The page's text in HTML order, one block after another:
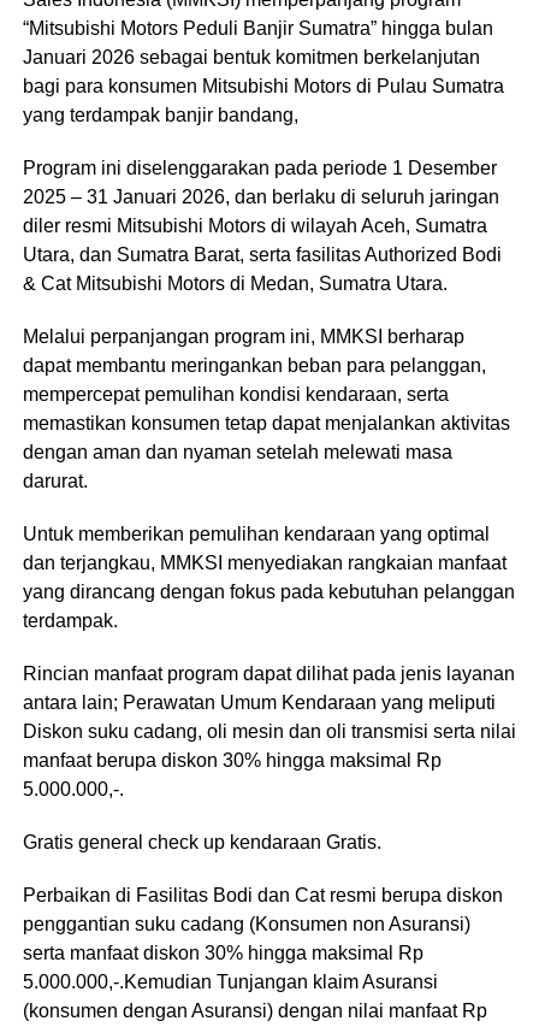
“Mitsubishi Motors Peduli Banjir Sumatra” hingga bulan
Januari 2026 sebagai bentuk komitmen berkelanjutan
bagi para konsumen Mitsubishi Motors di Pulau Sumatra
yang terdampak banjir bandang,
Program ini diselenggarakan pada periode 1 Desember
2025 – 31 Januari 2026, dan berlaku di seluruh jaringan
diler resmi Mitsubishi Motors di wilayah Aceh, Sumatra
Utara, dan Sumatra Barat, serta fasilitas Authorized Bodi
& Cat Mitsubishi Motors di Medan, Sumatra Utara.
Melalui perpanjangan program ini, MMKSI berharap
dapat membantu meringankan beban para pelanggan,
mempercepat pemulihan kondisi kendaraan, serta
memastikan konsumen tetap dapat menjalankan aktivitas
dengan aman dan nyaman setelah melewati masa
darurat.
Untuk memberikan pemulihan kendaraan yang optimal
dan terjangkau, MMKSI menyediakan rangkaian manfaat
yang dirancang dengan fokus pada kebutuhan pelanggan
terdampak.
Rincian manfaat program dapat dilihat pada jenis layanan
antara lain; Perawatan Umum Kendaraan yang meliputi
Diskon suku cadang, oli mesin dan oli transmisi serta nilai
manfaat berupa diskon 30% hingga maksimal Rp
5.000.000,-.
Gratis general check up kendaraan Gratis.
Perbaikan di Fasilitas Bodi dan Cat resmi berupa diskon
penggantian suku cadang (Konsumen non Asuransi)
serta manfaat diskon 30% hingga maksimal Rp
5.000.000,-.Kemudian Tunjangan klaim Asuransi
(konsumen dengan Asuransi) dengan nilai manfaat Rp